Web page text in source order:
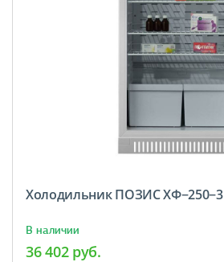
Холодильник ПОЗИС ХФ−250−3
В наличии
36 402 руб.